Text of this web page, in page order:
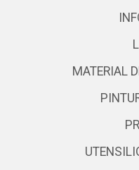
MATERIAL